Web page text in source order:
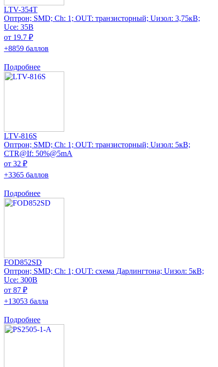
LTV-354T
Оптрон; SMD; Ch: 1; OUT: транзисторный; Uизол: 3,75кВ;
Uce: 35В
от 19.7 ₽
+8859 баллов
Подробнее
LTV-816S
Оптрон; SMD; Ch: 1; OUT: транзисторный; Uизол: 5кВ;
CTR@If: 50%@5mA
от 32 ₽
+3365 баллов
Подробнее
FOD852SD
Оптрон; SMD; Ch: 1; OUT: схема Дарлингтона; Uизол: 5кВ;
Uce: 300В
от 87 ₽
+13053 балла
Подробнее